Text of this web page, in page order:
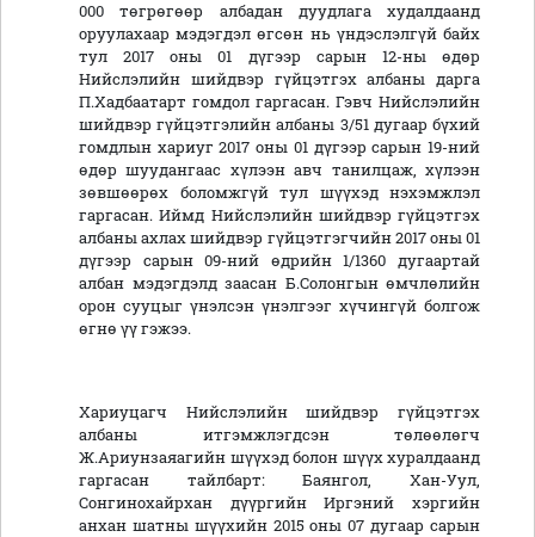
000 төгрөгөөр албадан дуудлага худалдаанд
оруулахаар мэдэгдэл өгсөн нь үндэслэлгүй байх
тул 2017 оны 01 дүгээр сарын 12-ны өдөр
Нийслэлийн шийдвэр гүйцэтгэх албаны дарга
П.Хадбаатарт гомдол гаргасан. Гэвч Нийслэлийн
шийдвэр гүйцэтгэлийн албаны 3/51 дугаар бүхий
гомдлын хариуг 2017 оны 01 дүгээр сарын 19-ний
өдөр шуудангаас хүлээн авч танилцаж, хүлээн
зөвшөөрөх боломжгүй тул шүүхэд нэхэмжлэл
гаргасан. Иймд Нийслэлийн шийдвэр гүйцэтгэх
албаны ахлах шийдвэр гүйцэтгэгчийн 2017 оны 01
дүгээр сарын 09-ний өдрийн 1/1360 дугаартай
албан мэдэгдэлд заасан Б.Солонгын өмчлөлийн
орон сууцыг үнэлсэн үнэлгээг хүчингүй болгож
өгнө үү гэжээ.
Хариуцагч Нийслэлийн шийдвэр гүйцэтгэх
албаны итгэмжлэгдсэн төлөөлөгч
Ж.Ариунзаяагийн шүүхэд болон шүүх хуралдаанд
гаргасан тайлбарт: Баянгол, Хан-Уул,
Сонгинохайрхан дүүргийн Иргэний хэргийн
анхан шатны шүүхийн 2015 оны 07 дугаар сарын